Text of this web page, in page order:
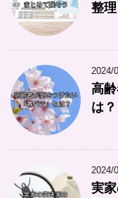
整
2024/
高
は？
2024/
実